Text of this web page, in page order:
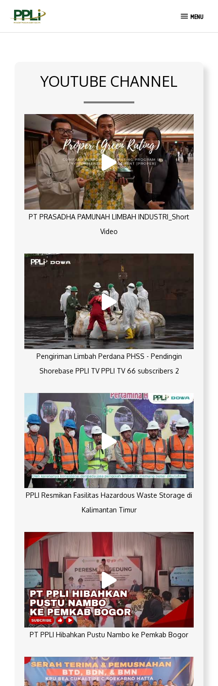
MENU
MENU
YOUTUBE CHANNEL
PT PRASADHA PAMUNAH LIMBAH INDUSTRI_Short
Video
Pengiriman Limbah Perdana PHSS - Pendingin
Shorebase PPLI TV PPLI TV 66 subscribers 2
PPLI Resmikan Fasilitas Hazardous Waste Storage di
Kalimantan Timur
PT PPLI Hibahkan Pustu Nambo ke Pemkab Bogor